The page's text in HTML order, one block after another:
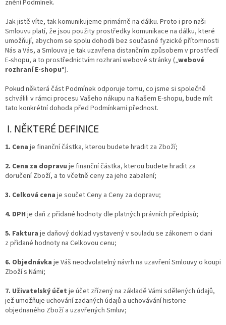
znění Podmínek.
Jak jistě víte, tak komunikujeme primárně na dálku. Proto i pro naši
Smlouvu platí, že jsou použity prostředky komunikace na dálku, které
umožňují, abychom se spolu dohodli bez současné fyzické přítomnosti
Nás a Vás, a Smlouva je tak uzavřena distančním způsobem v prostředí
E-shopu, a to prostřednictvím rozhraní webové stránky („webové
rozhraní E-shopu“).
Pokud některá část Podmínek odporuje tomu, co jsme si společně
schválili v rámci procesu Vašeho nákupu na Našem E-shopu, bude mít
tato konkrétní dohoda před Podmínkami přednost.
I. NĚKTERÉ DEFINICE
1. Cena je finanční částka, kterou budete hradit za Zboží;
2. Cena za dopravu je finanční částka, kterou budete hradit za
doručení Zboží, a to včetně ceny za jeho zabalení;
3. Celková cena je součet Ceny a Ceny za dopravu;
4. DPH je daň z přidané hodnoty dle platných právních předpisů;
5. Faktura je daňový doklad vystavený v souladu se zákonem o dani
z přidané hodnoty na Celkovou cenu;
6. Objednávka je Váš neodvolatelný návrh na uzavření Smlouvy o koupi
Zboží s Námi;
7. Uživatelský účet je účet zřízený na základě Vámi sdělených údajů,
jež umožňuje uchování zadaných údajů a uchovávání historie
objednaného Zboží a uzavřených Smluv;